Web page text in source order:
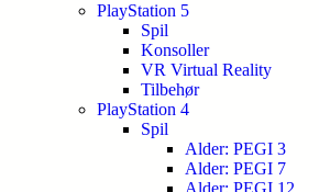
PlayStation 5
Spil
Konsoller
VR Virtual Reality
Tilbehør
PlayStation 4
Spil
Alder: PEGI 3
Alder: PEGI 7